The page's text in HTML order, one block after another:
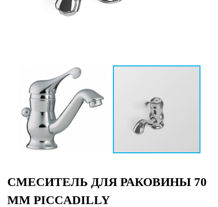
СМЕСИТЕЛЬ ДЛЯ РАКОВИНЫ 70
ММ PICCADILLY